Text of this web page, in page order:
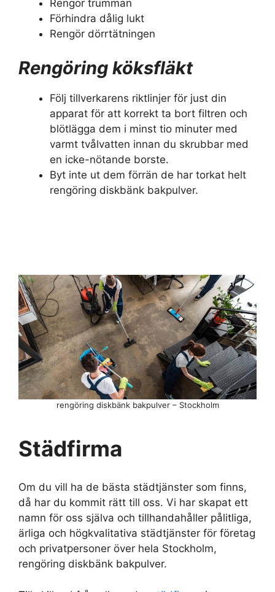
Rengör trumman
Förhindra dålig lukt
Rengör dörrtätningen
Rengöring köksfläkt
Följ tillverkarens riktlinjer för just din
apparat för att korrekt ta bort filtren och
blötlägga dem i minst tio minuter med
varmt tvålvatten innan du skrubbar med
en icke-nötande borste.
Byt inte ut dem förrän de har torkat helt
rengöring diskbänk bakpulver.
Städfirma
Om du vill ha de bästa städtjänster som finns,
då har du kommit rätt till oss. Vi har skapat ett
namn för oss själva och tillhandahåller pålitliga,
ärliga och högkvalitativa städtjänster för företag
och privatpersoner över hela Stockholm,
rengöring diskbänk bakpulver.
rengöring diskbänk bakpulver – Stockholm